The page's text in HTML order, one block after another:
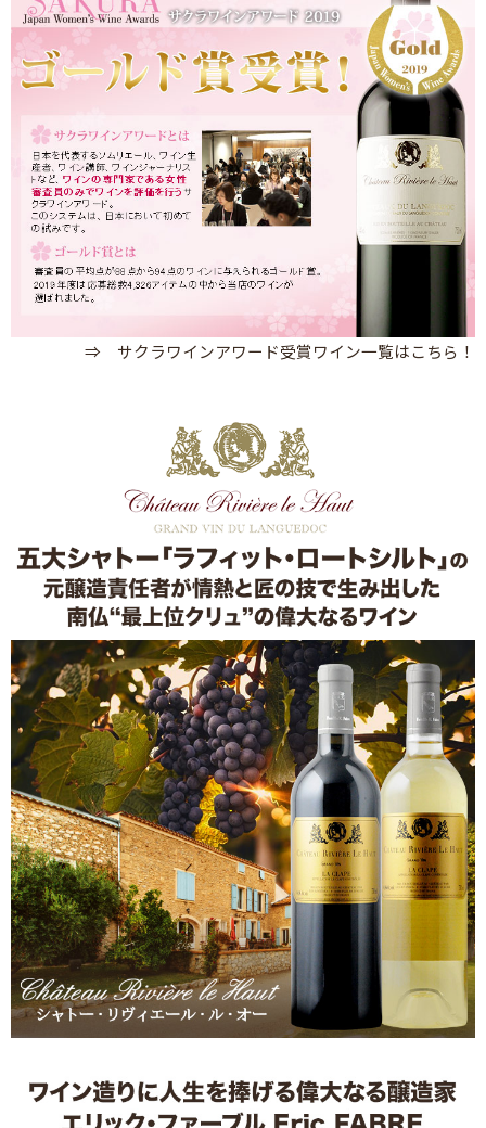
⇒ サクラワインアワード受賞ワイン一覧はこちら！